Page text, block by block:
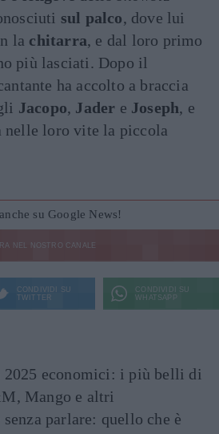
sul palco, dove lui
la chitarra, e dal loro primo
più lasciati. Dopo il
ha accolto a braccia
Jacopo, Jader e Joseph, e
nelle loro vite la piccola
su Google News!
NEL NOSTRO CANALE
CONDIVIDI SU
TWITTER
CONDIVIDI SU
WHATSAPP
economici: i più belli di
Mango e altri
parlare: quello che è